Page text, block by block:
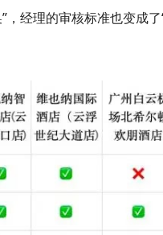
经理的审核标准也变成